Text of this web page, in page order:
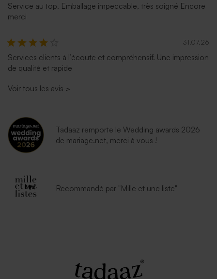
Service au top. Emballage impeccable, très soigné Encore
merci
31.07.26
Services clients à l’écoute et compréhensif. Une impression
de qualité et rapide
Voir tous les avis >
Tadaaz remporte le Wedding awards 2026
de mariage.net, merci à vous !
Recommandé par "Mille et une liste"